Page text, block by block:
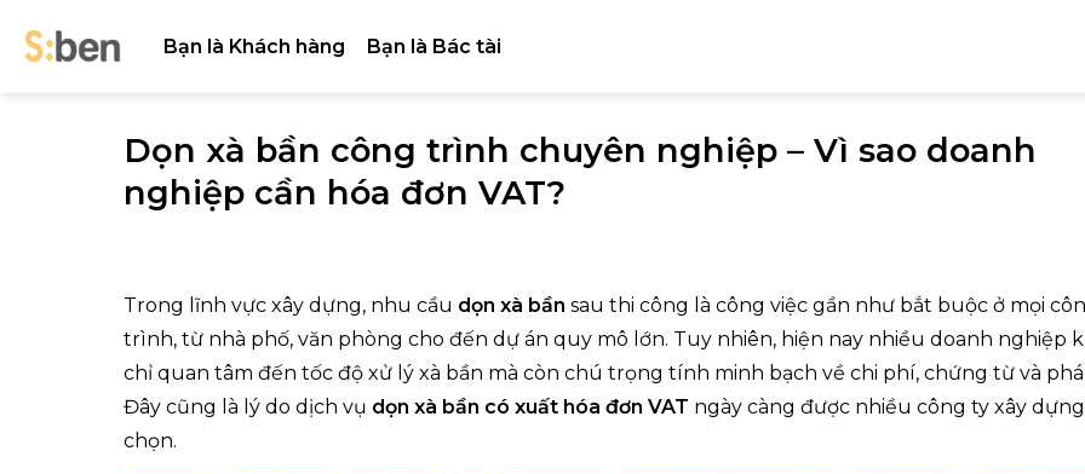
Bạn là Khách hàng Bạn là Bác tài
Dọn xà bần công trình chuyên nghiệp – Vì sao doanh
nghiệp cần hóa đơn VAT?
Trong lĩnh vực xây dựng, nhu cầu dọn xà bần sau thi công là công việc gần như bắt buộc ở mọi
trình, từ nhà phố, văn phòng cho đến dự án quy mô lớn. Tuy nhiên, hiện nay nhiều doanh nghiệp
chỉ quan tâm đến tốc độ xử lý xà bần mà còn chú trọng tính minh bạch về chi phí, chứng từ và
Đây cũng là lý do dịch vụ dọn xà bần có xuất hóa đơn VAT ngày càng được nhiều công ty xây
chọn.